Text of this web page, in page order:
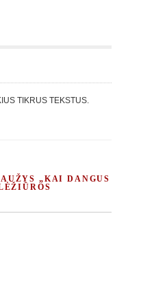
TIKRUS TEKSTUS.
„KAI DANGUS